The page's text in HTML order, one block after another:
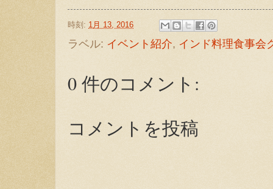
時刻: 1月 13, 2016
ラベル: イベント紹介, インド料理食事会
0 件のコメント:
コメントを投稿